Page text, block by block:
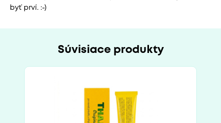
byť prví. :-)
Súvisiace produkty